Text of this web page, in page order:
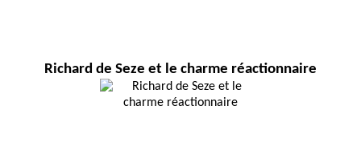
Richard de Seze et le charme réactionnaire